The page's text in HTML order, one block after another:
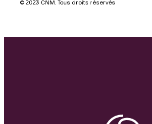
© 2023 CNM. Tous droits réservés